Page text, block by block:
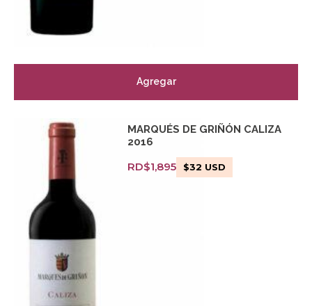
Agregar
MARQUÉS DE GRIÑÓN CALIZA
2016
RD$1,895 $32 USD